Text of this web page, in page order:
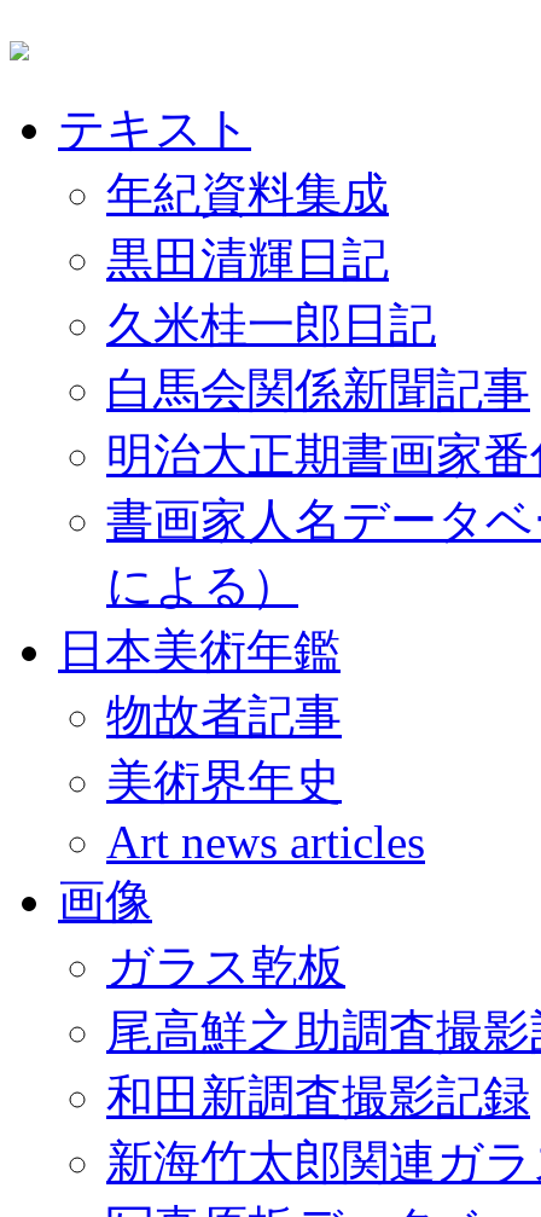
テキスト
年紀資料集成
黒田清輝日記
久米桂一郎日記
白馬会関係新聞記事
明治大正期書画家
書画家人名データ
による）
日本美術年鑑
物故者記事
美術界年史
Art news articles
画像
ガラス乾板
尾高鮮之助調査撮
和田新調査撮影記録
新海竹太郎関連ガ